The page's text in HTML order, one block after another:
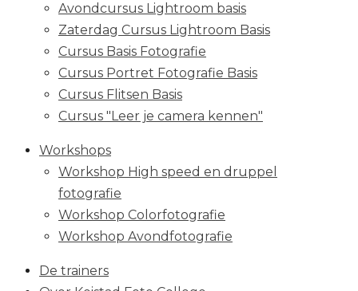
Avondcursus Lightroom basis
Zaterdag Cursus Lightroom Basis
Cursus Basis Fotografie
Cursus Portret Fotografie Basis
Cursus Flitsen Basis
Cursus "Leer je camera kennen"
Workshops
Workshop High speed en druppel
fotografie
Workshop Colorfotografie
Workshop Avondfotografie
De trainers